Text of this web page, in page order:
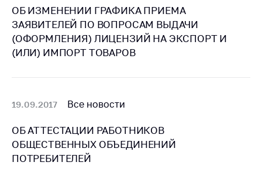
Идеологическая
работа
Официальные
геральдические
Деятельность
Ценовая политика
Антимонопольное
регулирование и
ОБ ИЗМЕНЕНИИ ГРАФИКА ПРИЕМА
ЗАЯВИТЕЛЕЙ ПО ВОПРОСАМ ВЫДАЧИ
(ОФОРМЛЕНИЯ) ЛИЦЕНЗИЙ НА ЭКСПОРТ И
(ИЛИ) ИМПОРТ ТОВАРОВ
19.09.2017 Все новости
ОБ АТТЕСТАЦИИ РАБОТНИКОВ
ОБЩЕСТВЕННЫХ ОБЪЕДИНЕНИЙ
ПОТРЕБИТЕЛЕЙ